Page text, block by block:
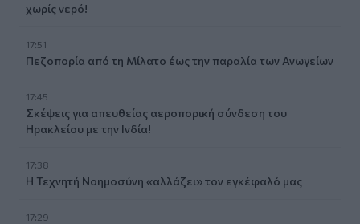
χωρίς νερό!
17:51
Πεζοπορία από τη Μίλατο έως την παραλία των Ανωγείων
17:45
Σκέψεις για απευθείας αεροπορική σύνδεση του
Ηρακλείου με την Ινδία!
17:38
Η Τεχνητή Νοημοσύνη «αλλάζει» τον εγκέφαλό μας
17:29